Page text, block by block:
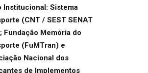
Institucional: Sistema
(CNT / SEST SENAT
Fundação Memória do
(FuMTran) e
Nacional dos
de Implementos